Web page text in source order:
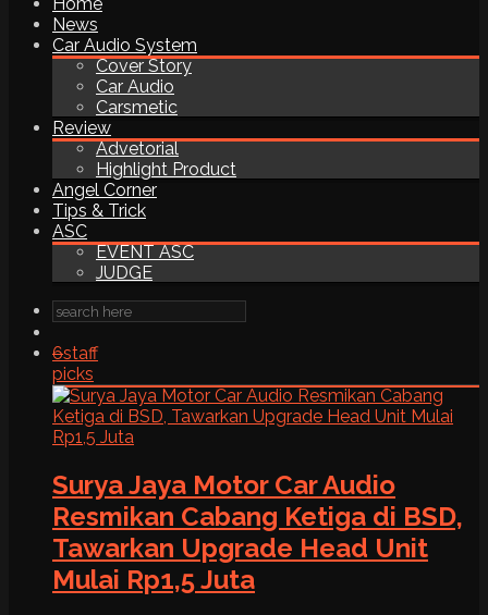
News
Car Audio System
Cover Story
Car Audio
Carsmetic
Review
Advetorial
Highlight Product
Angel Corner
Tips & Trick
ASC
EVENT ASC
JUDGE
6staff
picks
Surya Jaya Motor Car Audio
Resmikan Cabang Ketiga di BSD,
Tawarkan Upgrade Head Unit
Mulai Rp1,5 Juta